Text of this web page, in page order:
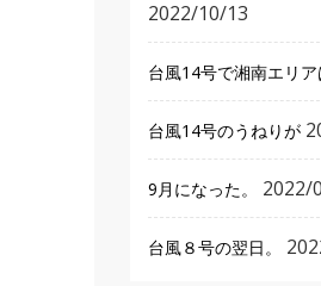
2022/10/13
台風14号で湘南エリ
台風14号のうねりが
9月になった。 2022/
台風８号の翌日。